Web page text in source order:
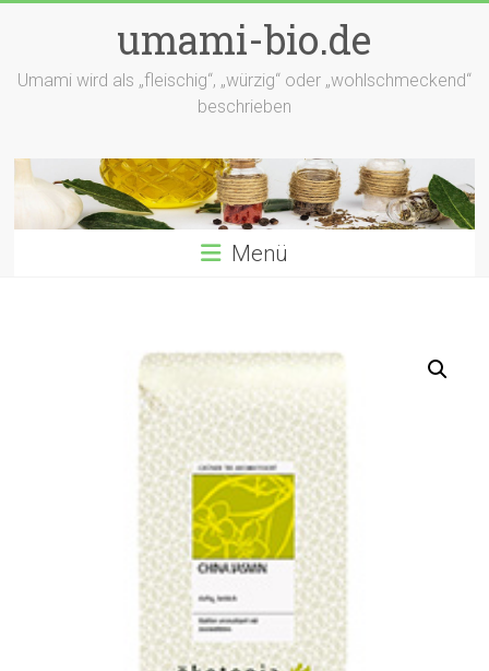
umami-bio.de
Umami wird als „fleischig“, „würzig“ oder „wohlschmeckend“
beschrieben
Menü